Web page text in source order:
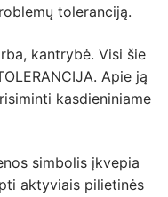
toleranciją.
kantrybė. Visi šie
Apie ją
kasdieniniame
simbolis įkvepia
aktyviais pilietinės